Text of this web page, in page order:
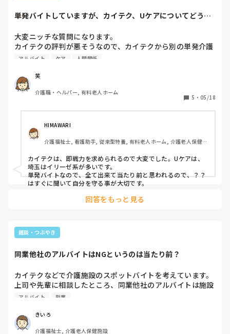
単発バイトしていますが、カイテク、Uケアについてどう思
大変ニッチな質問になります。
カイテクの評判が悪そうなので、カイテクから別の単発介護
バイトに移ろうかと思っています。
以前はカイテクにいたけど、Uケアのしごとをやっている方
いらっしゃいましたら、ご意見をお聞かせください。
また、事業者側の方で、カイテク、Uケアについてどうお考
アルバイト ケア 人間関係
笑
介護職・ヘルパー, 有料老人ホーム
5 ・ 05/18
HIMAWARI
介護福祉士, 看護助手, 従来型特養, 有料老人ホーム, 介護老人保健施
院, 初任者研修, 実務者研修, ユニット型特養, 小規模多機能型居宅介
護
カイテクは、即戦力を求められるので大変でした。Uケアは、
埼玉はイリーゼ系が多いです。
単発バイトなので、全て出来て当たり前と思われるので、？？
はすぐに聞いて自分を守る事が大切です。
回答をもっと見る
雑談・つぶやき
同業他社のアルバイトはNGというのは当たり前？
カイテクなどで介護施設のスポットバイトを考えています。
上司や先輩に相談したところ、同業他社のアルバイトは施設
長が許可しないんじゃないか、難しいんじゃないかと言われ
アルバイト 副業
きいろ
介護福祉士, 介護老人保健施設